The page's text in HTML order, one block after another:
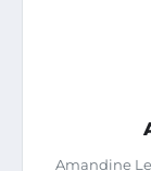
Amandine